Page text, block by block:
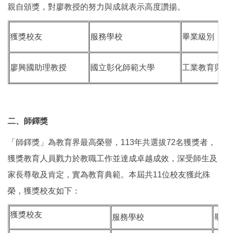
親自頒獎，對廖教授的努力與成就表示高度讚揚。
獲獎校友 服務學校 畢業級別
廖興國助理教授 國立彰化師範大學 工業教育與
二、師鐸獎
「師鐸獎」為教育界最高榮譽，113年共選拔72名獲獎者，
獲獎教育人員戮力於教職工作並達成卓越成效，深受師生及
家長尊敬及肯定，實為教育典範。本屆共11位校友獲此殊
榮，獲獎校友如下：
獲獎校友 服務學校 畢